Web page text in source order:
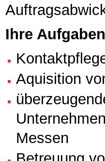
Ihre
Aquisition
Messen